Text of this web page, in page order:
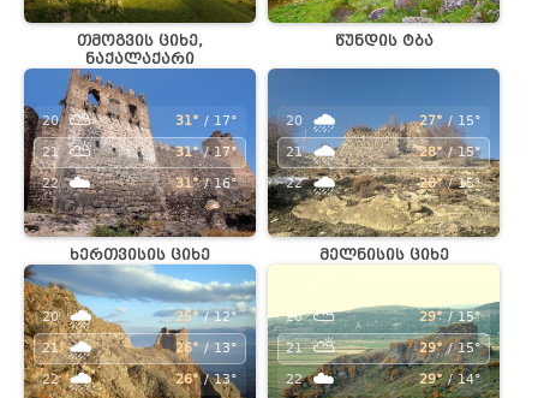
თმოგვის ციხე,
ნაქალაქარი
წუნდის ტბა
20 ⛅ 31° / 17°
21 ⛅ 31°/ 17°
22 ☁️ 31°/ 16°
ხერთვისის ციხე
20 🌧️ 27°/ 15°
21 🌧️ 28°/ 15°
22 🌧️ 28°/ 15°
მელნისის ციხე
20 🌧️ 25°/ 12°
21 🌧️ 26° / 13°
22 🌧️ 26°/ 13°
20 ⛅ 29°/ 15°
21 ⛅ 29°/ 15°
22 ☁️ 29°/ 14°